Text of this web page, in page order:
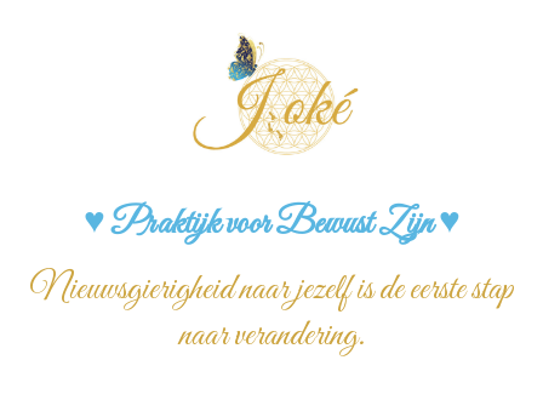
♥ Praktijk voor Bewust Zijn ♥
Nieuwsgierigheid naar jezelf is de eerste stap
naar verandering.